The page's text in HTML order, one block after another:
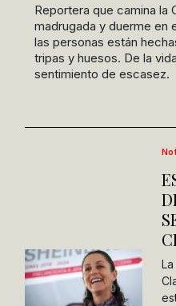
Reportera que camina la
madrugada y duerme en
las personas están
tripas y huesos. De la
sentimiento de escasez.